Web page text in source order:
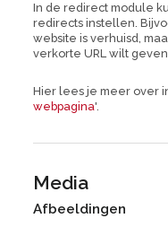
In de redirect module
redirects instellen.
website is verhuisd,
verkorte URL wilt
Hier lees je meer over
webpagina'.
Media
Afbeeldingen